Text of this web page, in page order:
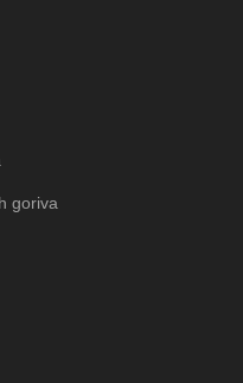
goriva